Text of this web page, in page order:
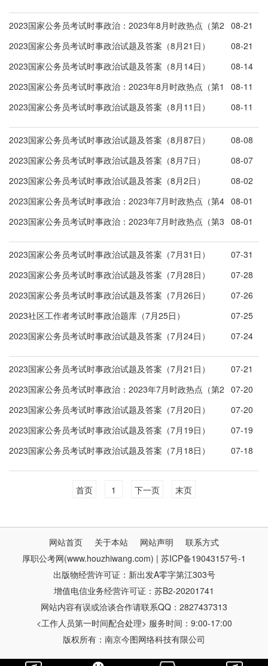
2023国家公务员考试时事政治：2023年8月时政热点（第2
周）
08-21
2023国家公务员考试时事政治试题及答案（8月21日）
08-21
2023国家公务员考试时事政治试题及答案（8月14日）
08-14
2023国家公务员考试时事政治：2023年8月时政热点（第1
周）
08-11
2023国家公务员考试时事政治试题及答案（8月11日）
08-11
2023国家公务员考试时事政治试题及答案（8月87日）
08-08
2023国家公务员考试时事政治试题及答案（8月7日）
08-07
2023国家公务员考试时事政治试题及答案（8月2日）
08-02
2023国家公务员考试时事政治：2023年7月时政热点（第4
周）
08-01
2023国家公务员考试时事政治：2023年7月时政热点（第3 08-01
2023国家公务员考试时事政治试题及答案（7月31日）
07-31
2023国家公务员考试时事政治试题及答案（7月28日）
07-28
2023国家公务员考试时事政治试题及答案（7月26日）
07-26
2023社区工作者考试时事政治题库（7月25日）
07-25
2023国家公务员考试时事政治试题及答案（7月24日）
07-24
2023国家公务员考试时事政治试题及答案（7月21日）
07-21
2023国家公务员考试时事政治：2023年7月时政热点（第2
周）
07-20
2023国家公务员考试时事政治试题及答案（7月20日）
07-20
2023国家公务员考试时事政治试题及答案（7月19日）
07-19
2023国家公务员考试时事政治试题及答案（7月18日）
07-18
首页 1 下一页 末页
网站首页 关于本站 网站声明
联系方式
厚职公考网(www.houzhiwang.com) | 苏ICP备19043157号-1
出版物经营许可证：新出发A零字第江303号
增值电信业务经营许可证：苏B2-20201741
网站内容有误或洽谈合作请联系QQ：2827437313
<工作人员第一时间配合处理> 服务时间：9:00-17:00
版权所有：南京今图网络科技有限公司